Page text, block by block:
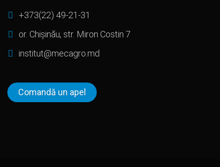
+373(22) 49-21-31
or. Chișinău, str. Miron Costin 7
institut@mecagro.md
Comandă un apel